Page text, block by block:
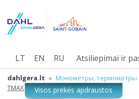
Atsiliepimai ir
LT EN RU
dahlgera.lt » Монометры, тeрмометры
TMAX